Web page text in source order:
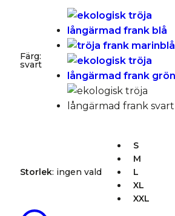
Färg:
svart
Storlek: ingen vald
S
M
L
XL
XXL